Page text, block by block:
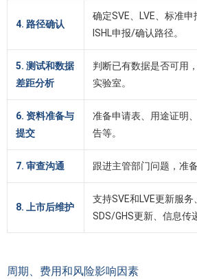
4. 路径确认
确定SVE、LVE、标准
ISHL申报/确认路径。
5. 测试和数据
差距分析
判断已有数据是否可用
实验室。
6. 资料准备与
提交
准备申请表、用途证明
告等。
7. 审查沟通 跟进主管部门问题，准
8. 上市后维护
支持SVE和LVE更新服务
SDS/GHS更新、信息传
周期、费用和风险影响因素